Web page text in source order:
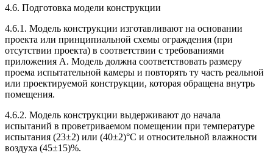
4.6. Подготовка модели конструкции
4.6.1. Модель конструкции изготавливают на основании
проекта или принципиальной схемы ограждения (при
отсутствии проекта) в соответствии с требованиями
приложения А. Модель должна соответствовать размеру
проема испытательной камеры и повторять ту часть реальной
или проектируемой конструкции, которая обращена внутрь
помещения.
4.6.2. Модель конструкции выдерживают до начала
испытаний в проветриваемом помещении при температуре
испытания (23±2) или (40±2)°С и относительной влажности
воздуха (45±15)%.